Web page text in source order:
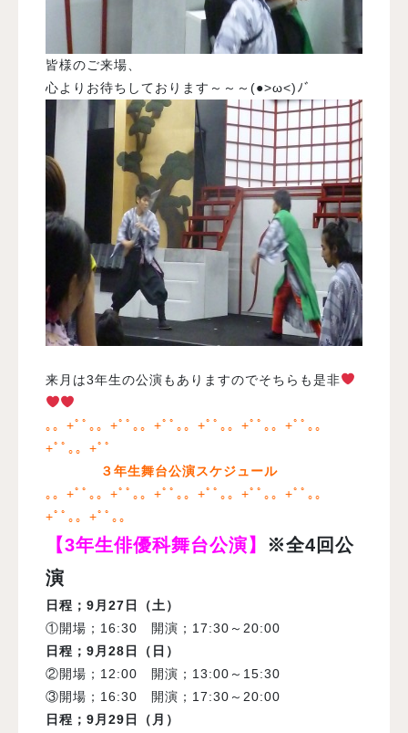
皆様のご来場、
心よりお待ちしております～～～(●>ω<)ﾉﾞ
来月は3年生の公演もありますのでそちらも是非
｡。+ﾟﾟ｡。+ﾟﾟ｡。+ﾟﾟ｡。+ﾟﾟ｡。+ﾟﾟ｡。+ﾟﾟ｡。
+ﾟﾟ｡。+ﾟﾟ
３年生舞台公演スケジュール
｡。+ﾟﾟ｡。+ﾟﾟ｡。+ﾟﾟ｡。+ﾟﾟ｡。+ﾟﾟ｡。+ﾟﾟ｡。
+ﾟﾟ｡。+ﾟﾟ｡。
【3年生俳優科舞台公演】 ※全4回公
演
日程 ；9月27日（土）
①開場；16:30 開演；17:30～20:00
日程 ；9月28日（日）
②開場；12:00 開演；13:00～15:30
③開場；16:30 開演；17:30～20:00
日程；9月29日（月）